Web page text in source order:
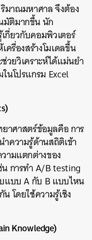
มาณมหาศาล จึงต้อง
มัติมากขึ้น นัก
กี่ยวกับคอมพิวเตอร์
ครื่องสร้างโมเดลขึ้น
วยวิเคราะห์ได้แม่นยำ
นโปรแกรม Excel
าศาสตร์ข้อมูลคือ การ
ำความรู้ด้านสถิติเข้า
ามแตกต่างของ
การทำ A/B testing
บแบบ A กับ B แบบไหน
โดยใช้ความรู้เชิง
Knowledge)